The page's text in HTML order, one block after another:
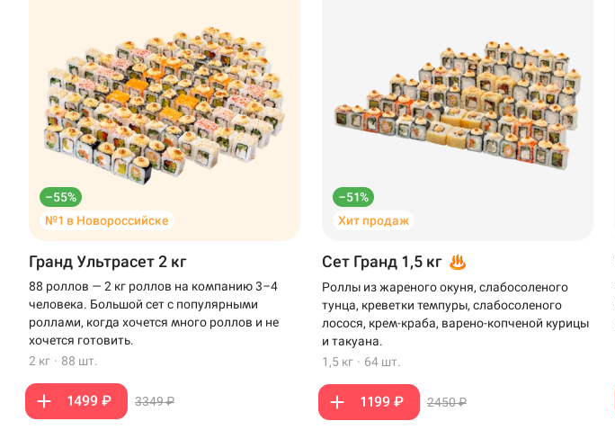
–55%
№1 в Новороссийске
Гранд Ультрасет 2 кг
88 роллов — 2 кг роллов на компанию 3–4
человека. Большой сет с популярными
роллами, когда хочется много роллов и не
хочется готовить.
2 кг · 88 шт.
1499 ₽ 3349 ₽
–51%
Хит продаж
Сет Гранд 1,5 кг
Роллы из жареного окуня, слабосоленого
тунца, креветки темпуры, слабосоленого
лосося, крем-краба, варено-копченой курицы
и такуана.
1,5 кг · 64 шт.
1199 ₽ 2450 ₽